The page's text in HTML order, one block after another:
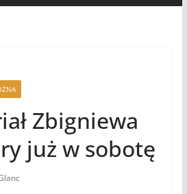
Zbigniewa
już w sobotę